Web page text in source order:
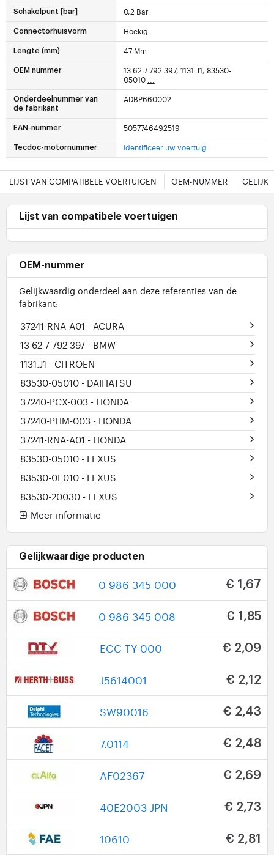
Schakelpunt [bar] 0,2 Bar
Connectorhuisvorm Hoekig
Lengte (mm) 47 Mm
OEM nummer
13 62 7 792 397, 1131.J1, 83530-
05010
Onderdeelnummer van
de fabrikant
ADBP660002
EAN-nummer 5057746492519
Tecdoc-motornummer Identificeer uw voertuig
LIJST VAN COMPATIBELE VOERTUIGEN OEM-NUMMER
Lijst van compatibele voertuigen
OEM-nummer
Gelijkwaardig onderdeel aan deze referenties van de
fabrikant:
37241-RNA-A01 - ACURA
13 62 7 792 397 - BMW
1131.J1 - CITROËN
83530-05010 - DAIHATSU
37240-PCX-003 - HONDA
37240-PHM-003 - HONDA
37241-RNA-A01 - HONDA
83530-05010 - LEXUS
83530-0E010 - LEXUS
83530-20030 - LEXUS
Meer informatie
Gelijkwaardige producten
0 986 345 000 € 1,67
0 986 345 008 € 1,85
ECC-TY-000 € 2,09
J5614001 € 2,12
SW90016 € 2,43
7.0114 € 2,48
AF02367 € 2,69
40E2003-JPN € 2,73
10610 € 2,81